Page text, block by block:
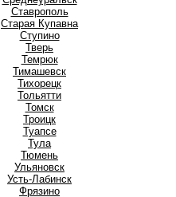
Ставрополь
Старая Купавна
Ступино
Тверь
Темрюк
Тимашевск
Тихорецк
Тольятти
Томск
Троицк
Туапсе
Тула
Тюмень
Ульяновск
Усть-Лабинск
Фрязино